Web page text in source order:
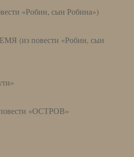
«Робин, сын Робина»)
(из повести «Робин, сын
«ОСТРОВ»